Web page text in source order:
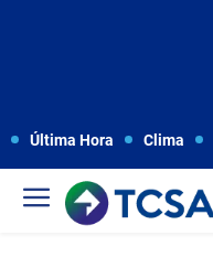
Última Hora Clima